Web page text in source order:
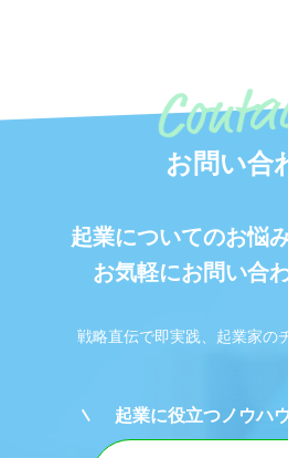
お問い合
起業についてのお悩
お気軽にお問い合
戦略直伝で即実践、起業家の
起業に役立つノウハ